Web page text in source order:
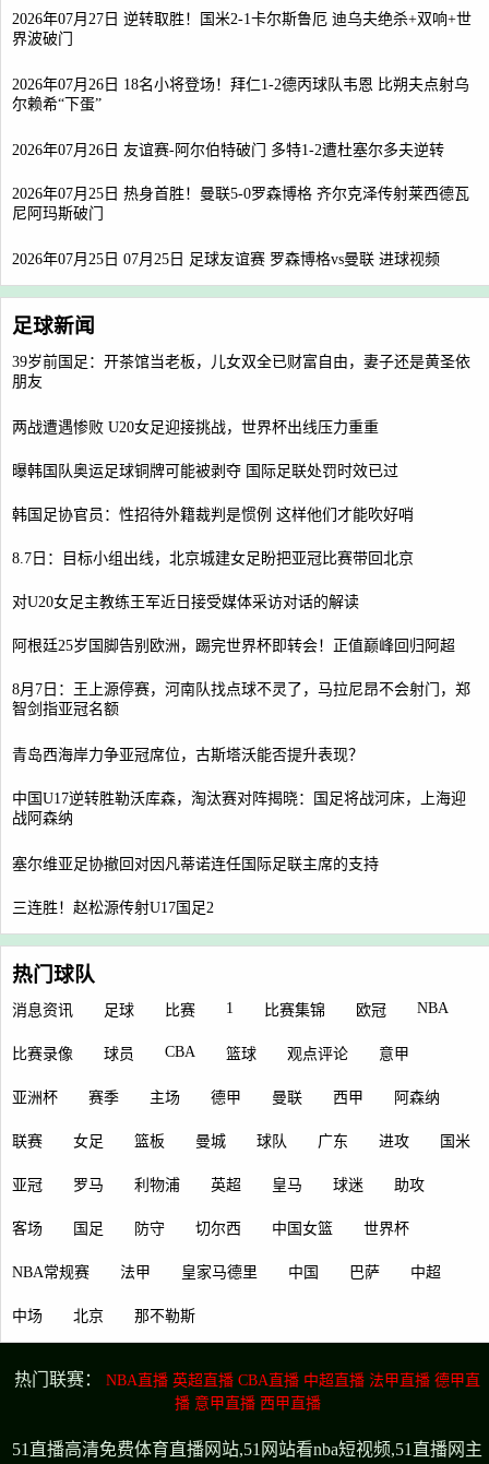
2026年07月27日 逆转取胜！国米2-1卡尔斯鲁厄 迪乌夫绝杀+双响+世
界波破门
2026年07月26日 18名小将登场！拜仁1-2德丙球队韦恩 比朔夫点射乌
尔赖希“下蛋”
2026年07月26日 友谊赛-阿尔伯特破门 多特1-2遭杜塞尔多夫逆转
2026年07月25日 热身首胜！曼联5-0罗森博格 齐尔克泽传射莱西德瓦
尼阿玛斯破门
2026年07月25日 07月25日 足球友谊赛 罗森博格vs曼联 进球视频
足球新闻
39岁前国足：开茶馆当老板，儿女双全已财富自由，妻子还是黄圣依
朋友
两战遭遇惨败 U20女足迎接挑战，世界杯出线压力重重
曝韩国队奥运足球铜牌可能被剥夺 国际足联处罚时效已过
韩国足协官员：性招待外籍裁判是惯例 这样他们才能吹好哨
8.7日：目标小组出线，北京城建女足盼把亚冠比赛带回北京
对U20女足主教练王军近日接受媒体采访对话的解读
阿根廷25岁国脚告别欧洲，踢完世界杯即转会！正值巅峰回归阿超
8月7日：王上源停赛，河南队找点球不灵了，马拉尼昂不会射门，郑
智剑指亚冠名额
青岛西海岸力争亚冠席位，古斯塔沃能否提升表现？
中国U17逆转胜勒沃库森，淘汰赛对阵揭晓：国足将战河床，上海迎
战阿森纳
塞尔维亚足协撤回对因凡蒂诺连任国际足联主席的支持
三连胜！赵松源传射U17国足2
热门球队
消息资讯 足球 比赛 1 比赛集锦 欧冠 NBA
比赛录像 球员 CBA 篮球 观点评论 意甲
亚洲杯 赛季 主场 德甲 曼联 西甲 阿森纳
联赛 女足 篮板 曼城 球队 广东 进攻 国米
亚冠 罗马 利物浦 英超 皇马 球迷 助攻
客场 国足 防守 切尔西 中国女篮 世界杯
NBA常规赛 法甲 皇家马德里 中国 巴萨 中超
中场 北京 那不勒斯
热门联赛： NBA直播 英超直播 CBA直播 中超直播 法甲直播 德甲直
播 意甲直播 西甲直播
51直播高清免费体育直播网站,51网站看nba短视频,51直播网主